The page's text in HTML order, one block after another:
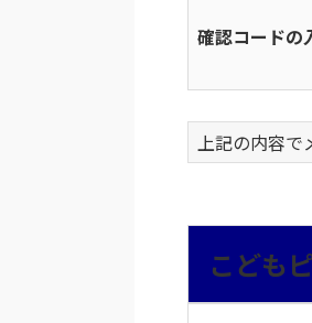
確認コードの
上記の内容で
こども